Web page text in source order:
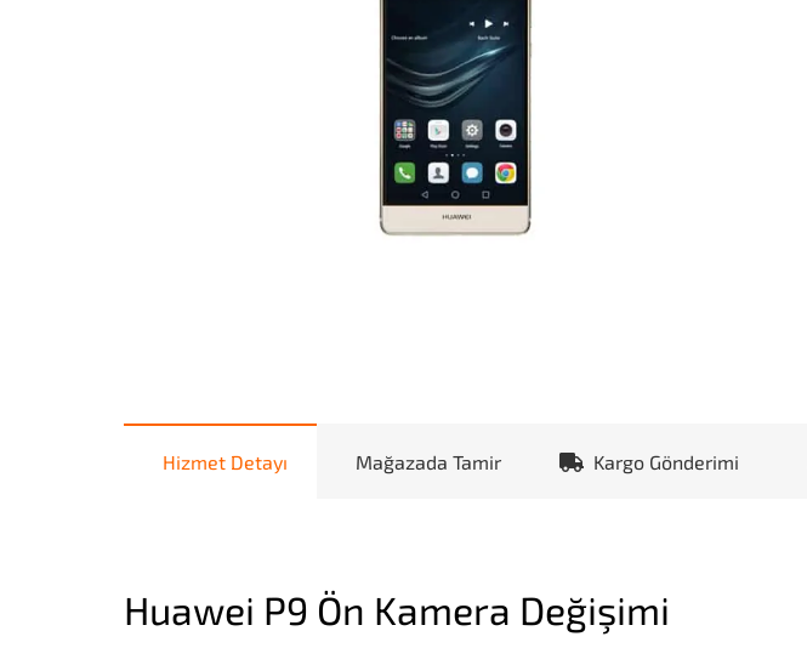
Hizmet Detayı Mağazada Tamir Kargo Gönderimi
Huawei P9 Ön Kamera Değişimi